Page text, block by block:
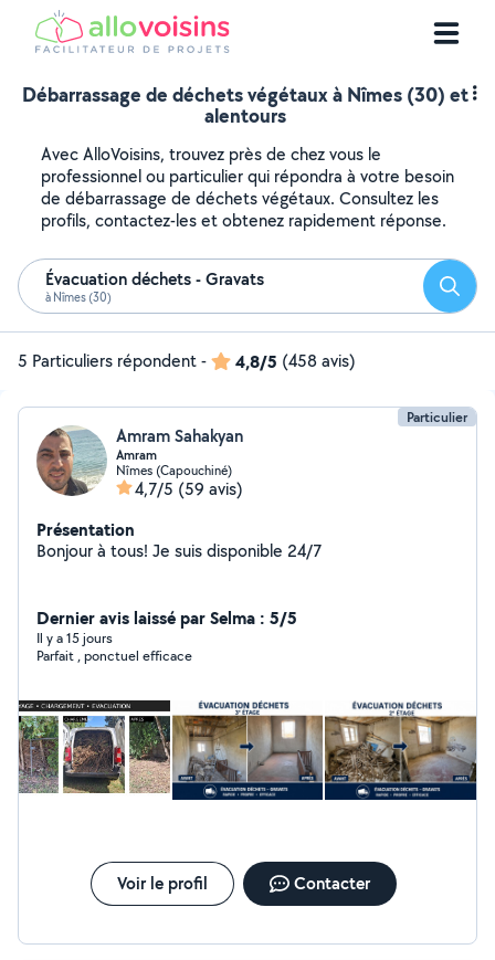
Débarrassage de déchets végétaux à Nîmes (30) et
alentours
Avec AlloVoisins, trouvez près de chez vous le
professionnel ou particulier qui répondra à votre besoin
de débarrassage de déchets végétaux. Consultez les
profils, contactez-les et obtenez rapidement réponse.
Évacuation déchets - Gravats
à Nîmes (30)
5 Particuliers répondent- 4,8/5 (458 avis)
Particulier
Amram Sahakyan
Amram
Nîmes (Capouchiné)
4,7/5 (59 avis)
Présentation
Bonjour à tous! Je suis disponible 24/7
Dernier avis laissé par Selma : 5/5
Il y a 15 jours
Parfait , ponctuel efficace
Voir le profil Contacter